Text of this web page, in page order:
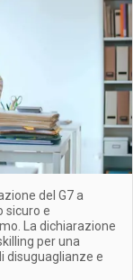
del G7 a
sicuro e
La dichiarazione
per una
disuguaglianze e